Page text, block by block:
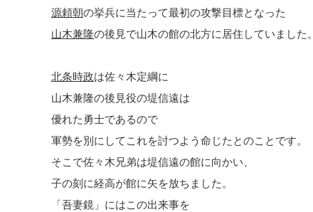
源頼朝の挙兵に当たって最初の攻撃目標となった
山木兼隆の後見で山木の館の北方に居住していました。
北条時政は佐々木定綱に
山木兼隆の後見役の堤信遠は
優れた勇士であるので
軍勢を別にしてこれを討つよう命じたとのことです。
そこで佐々木兄弟は堤信遠の館に向かい、
子の刻に経高が館に矢を放ちました。
「吾妻鏡」にはこの出来事を